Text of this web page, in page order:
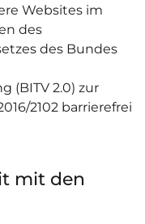
Websites im
des
des Bundes
(BITV 2.0) zur
2102 barrierefrei
mit den